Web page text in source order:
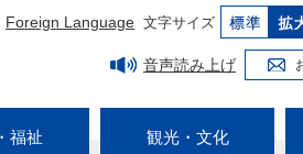
Foreign Language 文字サイズ
音声読み上げ
福祉 観光・文化